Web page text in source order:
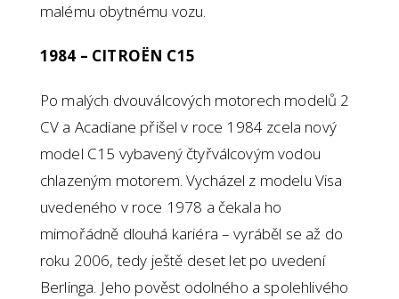
malému obytnému vozu.
1984 – CITROËN C15
Po malých dvouválcových motorech modelů 2
CV a Acadiane přišel v roce 1984 zcela nový
model C15 vybavený čtyřválcovým vodou
chlazeným motorem. Vycházel z modelu Visa
uvedeného v roce 1978 a čekala ho
mimořádně dlouhá kariéra – vyráběl se až do
roku 2006, tedy ještě deset let po uvedení
Berlinga. Jeho pověst odolného a spolehlivého